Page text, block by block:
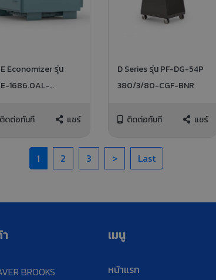
Economizer รุ่น
1686.0AL-
ติดต่อทันที
แชร์
D Series รุ่น PF-DG-54P
380/3/80-CGF-BNR
ติดต่อทันที แชร์
1 2 3 > Last
BROOKS
เมนู
หน้าแรก